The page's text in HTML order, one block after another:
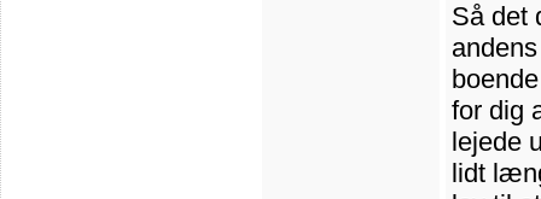
Så det
for dig
lejede
lidt